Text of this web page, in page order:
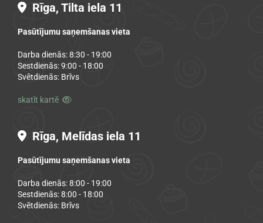
 Rīga, Tilta iela 11
Pasūtījumu saņemšanas vieta
Darba dienās: 8:30 - 19:00
Sestdienās: 9:00 - 18:00
Svētdienās: Brīvs
skatīt kartē 
 Rīga, Melīdas iela 11
Pasūtījumu saņemšanas vieta
Darba dienās: 8:00 - 19:00
Sestdienās: 8:00 - 18:00
Svētdienās: Brīvs